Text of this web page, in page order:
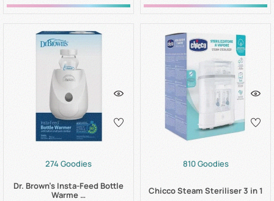
274 Goodies
Dr. Brown's Insta-Feed Bottle
Warme …
810 Goodies
Chicco Steam Steriliser 3 in 1